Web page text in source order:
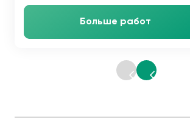
Больше работ